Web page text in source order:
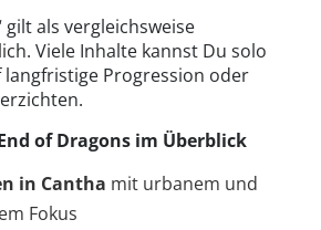
gilt als vergleichsweise
Viele Inhalte kannst Du solo
langfristige Progression oder
of Dragons im Überblick
in Cantha mit urbanem und
Fokus